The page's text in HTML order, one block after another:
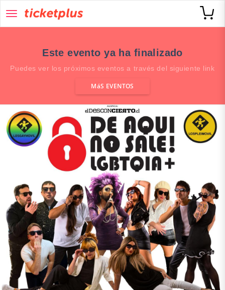
desplegar
Este evento ya ha finalizado
Puedes ver los próximos eventos a través del siguiente link
MáS EVENTOS